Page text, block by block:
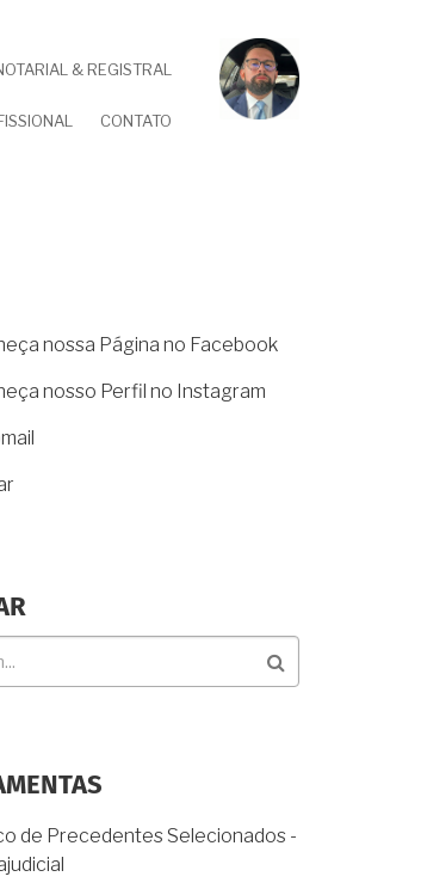
& REGISTRAL
CONTATO
nossa Página no Facebook
nosso Perfil no Instagram
de Precedentes Selecionados -